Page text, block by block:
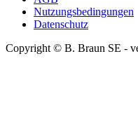
Nutzungsbedingungen
Datenschutz
Copyright © B. Braun SE -